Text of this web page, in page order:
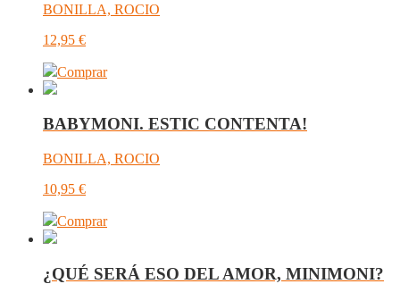
BONILLA, ROCIO
12,95 €
Comprar
BABYMONI. ESTIC CONTENTA!
BONILLA, ROCIO
10,95 €
Comprar
¿QUÉ SERÁ ESO DEL AMOR, MINIMONI?